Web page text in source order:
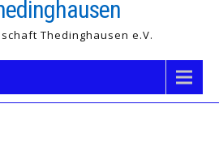
Thedinghausen e.V.